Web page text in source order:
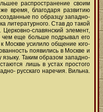
распространение своим
время, благодаря развитию
по образцу западно-
литературного. Став до такой
славянский элемент,
чем еще больше подрывал его
Москве усилило общение юго-
появились в Москве и
языку. Таким образом западно-
лишь в устах простого
русскаго наречия. Вильна.